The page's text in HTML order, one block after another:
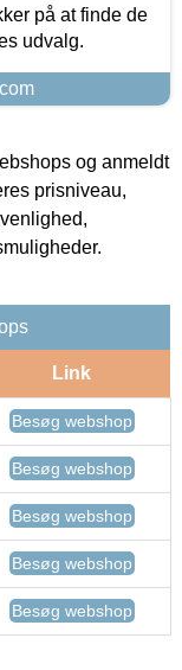
på at finde de
udvalg.
og anmeldt
prisniveau,
Link
Besøg webshop
Besøg webshop
Besøg webshop
Besøg webshop
Besøg webshop